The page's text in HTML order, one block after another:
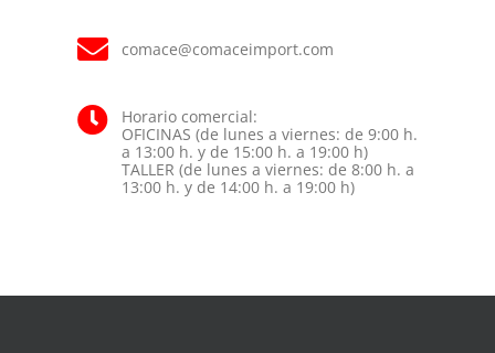
comace@comaceimport.com
Horario comercial:
OFICINAS (de lunes a viernes: de 9:00 h.
a 13:00 h. y de 15:00 h. a 19:00 h)
TALLER (de lunes a viernes: de 8:00 h. a
13:00 h. y de 14:00 h. a 19:00 h)